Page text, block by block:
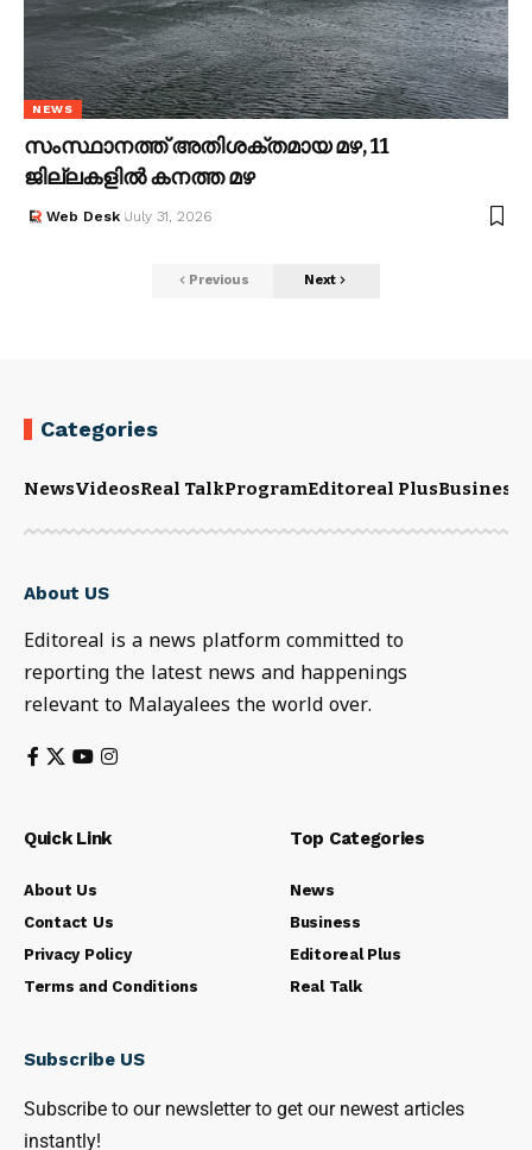
NEWS
സംസ്ഥാനത്ത് അതിശക്തമായ മഴ, 11
ജില്ലകളിൽ കനത്ത മഴ
Web Desk July 31, 2026
Previous Next
Categories
NewsVideosReal TalkProgramEditoreal PlusBusiness
About US
Editoreal is a news platform committed to
reporting the latest news and happenings
relevant to Malayalees the world over.
Quick Link
About Us
Contact Us
Privacy Policy
Terms and Conditions
Top Categories
News
Business
Editoreal Plus
Real Talk
Subscribe US
Subscribe to our newsletter to get our newest articles
instantly!